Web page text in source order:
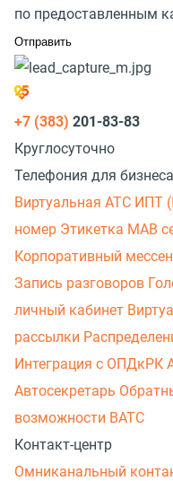
по предоставленным
+7 (383) 201-83-83
Круглосуточно
Телефония для бизнеса
Виртуальная АТС ИПТ
номер Этикетка МАВ
Корпоративный
Запись разговоров
личный кабинет
рассылки
Интеграция с ОПДкРК
Автосекретарь
возможности ВАТС
Контакт-центр
Омниканальный